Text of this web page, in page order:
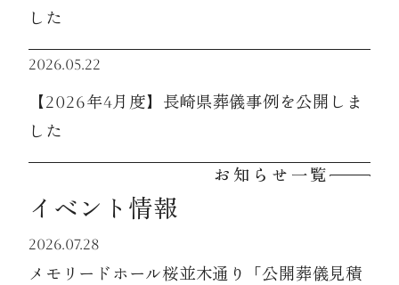
した
2026.05.22
【2026年4月度】長崎県葬儀事例を公開しま
した
お知らせ一覧
イベント情報
2026.07.28
メモリードホール桜並木通り「公開葬儀見積